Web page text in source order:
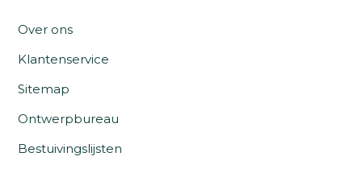
Over ons
Klantenservice
Sitemap
Ontwerpbureau
Bestuivingslijsten